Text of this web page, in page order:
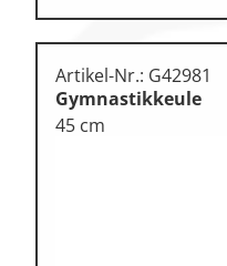
Artikel-Nr.: G42981
Gymnastikkeule
45 cm